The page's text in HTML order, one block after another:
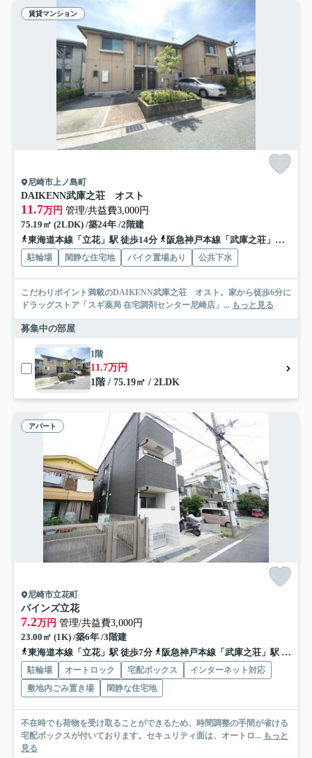
賃貸マンション
尼崎市上ノ島町
DAIKENN武庫之荘 オスト
11.7万円 管理/共益費3,000円
75.19㎡ (2LDK) /築24年 /2階建
東海道本線「立花」駅 徒歩14分
阪急神戸本線「武庫之荘」駅 徒歩20分
駐輪場 閑静な住宅地 バイク置場あり 公共下水
こだわりポイント満載のDAIKENN武庫之荘 オスト。家から徒歩6分に
ドラッグストア「スギ薬局 在宅調剤センター尼崎店」... もっと見る
募集中の部屋
1階
11.7万円
1階 / 75.19㎡ / 2LDK
アパート
尼崎市立花町
パインズ立花
7.2万円 管理/共益費3,000円
23.00㎡ (1K) /築6年 /3階建
東海道本線「立花」駅 徒歩7分
阪急神戸本線「武庫之荘」駅 徒歩20分
駐輪場 オートロック 宅配ボックス
インターネット対応
敷地内ごみ置き場
閑静な住宅地
不在時でも荷物を受け取ることができるため、時間調整の手間が省ける
宅配ボックスが付いております。セキュリティ面は、オートロ... もっと
見る